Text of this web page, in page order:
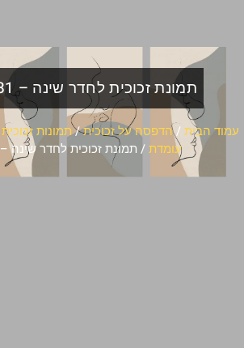
תמונת זכוכית לחדר שינה – WOM-981
עמוד הבית /הדפסה על זכוכית/תמונות זכוכית
עומדת/ תמונת זכוכית לחדר שינה – WOM-981